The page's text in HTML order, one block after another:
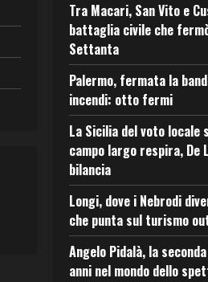
Tra Macari, San Vito e
battaglia civile che
Settanta
Palermo, fermata la
incendi: otto fermi
La Sicilia del voto
campo largo respira, De
bilancia
Longi, dove i Nebrodi
che punta sul turismo
Angelo Pidalà, la
anni nel mondo dello